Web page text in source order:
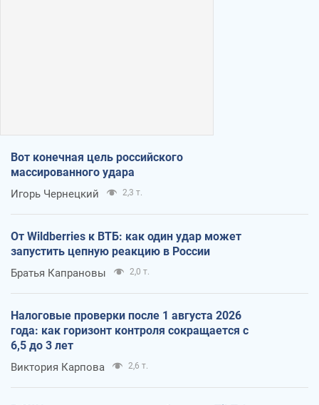
Вот конечная цель российского
массированного удара
Игорь Чернецкий 2,3 т.
От Wildberries к ВТБ: как один удар может
запустить цепную реакцию в России
Братья Капрановы 2,0 т.
Налоговые проверки после 1 августа 2026
года: как горизонт контроля сокращается с
6,5 до 3 лет
Виктория Карпова 2,6 т.